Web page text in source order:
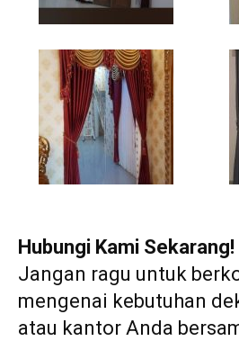
Hubungi Kami Sekarang!
Jangan ragu untuk
mengenai kebutuhan
atau kantor Anda